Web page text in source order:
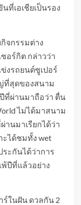
ที่เอเชียเป็นรอง
จกรรมต่าง
อร์กิต กล่าวว่า
ข่งรถยนต์ซูเปอร์
ที่สุดของสนาม
ที่ผ่านมาถือว่า ตื่น
ไม่ได้มาสนาม
านมาเรียกได้ว่า
ะได้ชมทั้ง wet
ระกันได้ว่าการ
ปีที่แล้วอย่าง
ในฝัน ดวลกัน 2